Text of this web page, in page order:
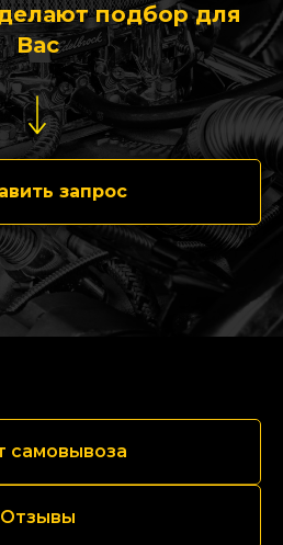
подбор для
Вас
запрос
самовывоза
Отзывы